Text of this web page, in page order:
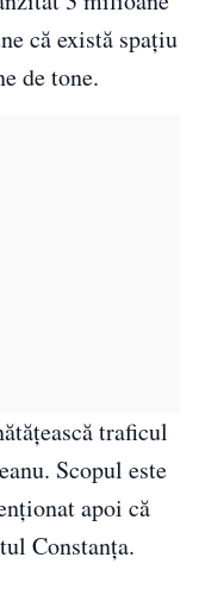
că există spaţiu
de tone.
traficul
Scopul este
apoi că
Constanţa.